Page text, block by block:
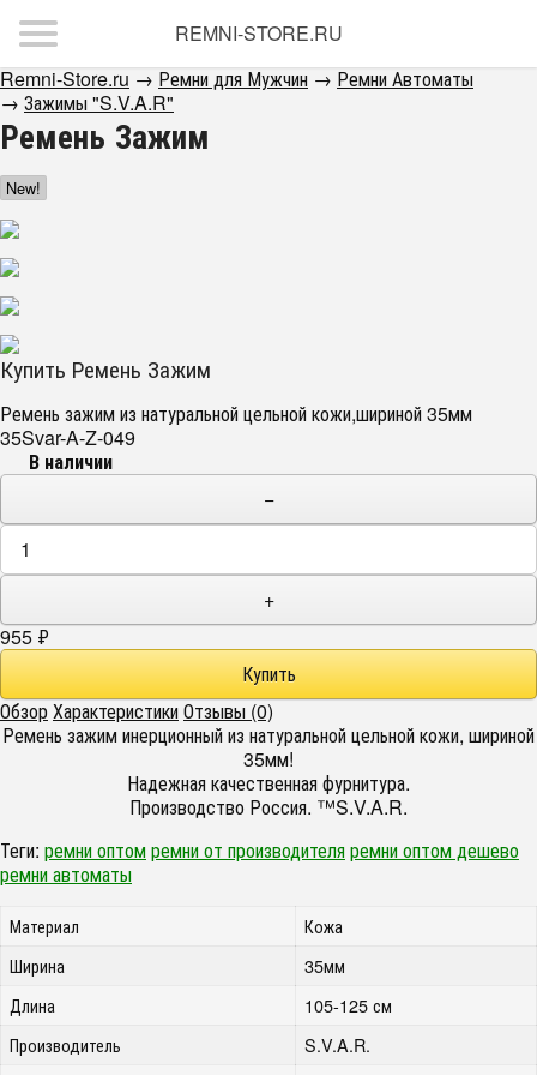
REMNI-STORE.RU
Remni-Store.ru → Ремни для Мужчин → Ремни Автоматы
→ Зажимы "S.V.A.R"
Ремень Зажим
New!
Купить Ремень Зажим
Ремень зажим из натуральной цельной кожи,шириной 35мм
35Svar-A-Z-049
В наличии
−
+
955 ₽
ОбзорХарактеристикиОтзывы (0)
Ремень зажим инерционный из натуральной цельной кожи, шириной
35мм!
Надежная качественная фурнитура.
Производство Россия. ™S.V.A.R.
Теги: ремни оптомремни от производителяремни оптом дешево
ремни автоматы
Материал
Кожа
Ширина
35мм
Длина
105-125 см
Производитель
S.V.A.R.